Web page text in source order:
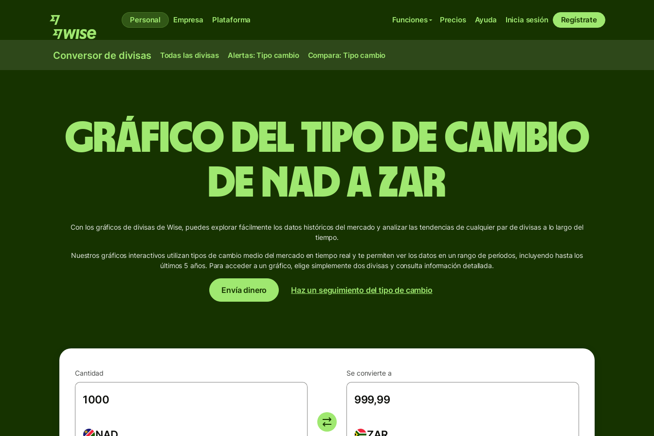
Personal Empresa Plataforma Funciones Precios Ayuda Inicia sesión Regístrate
Conversor de divisas Todas las divisas Alertas: Tipo cambio Compara: Tipo cambio
Gráfico del Tipo de Cambio
de NAD a ZAR
Con los gráficos de divisas de Wise, puedes explorar fácilmente los datos históricos del mercado y analizar las tendencias de cualquier par de divisas a lo largo del
tiempo.
Nuestros gráficos interactivos utilizan tipos de cambio medio del mercado en tiempo real y te permiten ver los datos en un rango de períodos, incluyendo hasta los
últimos 5 años. Para acceder a un gráfico, elige simplemente dos divisas y consulta información detallada.
Envía dinero Haz un seguimiento del tipo de cambio
Cantidad Se convierte a